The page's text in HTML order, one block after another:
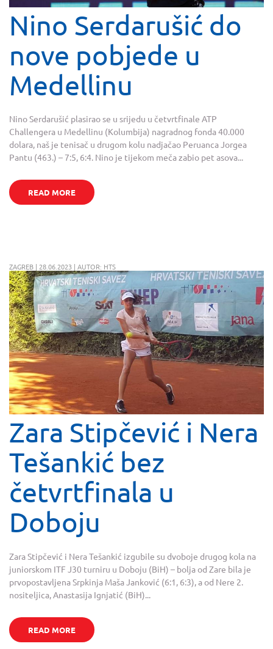
Nino Serdarušić do
nove pobjede u
Medellinu
Nino Serdarušić plasirao se u srijedu u četvrtfinale ATP
Challengera u Medellinu (Kolumbija) nagradnog fonda 40.000
dolara, naš je tenisač u drugom kolu nadjačao Peruanca Jorgea
Pantu (463.) – 7:5, 6:4. Nino je tijekom meča zabio pet asova...
READ MORE
ZAGREB | 28.06.2023 | AUTOR: HTS
Zara Stipčević i Nera
Tešankić bez
četvrtfinala u
Doboju
Zara Stipčević i Nera Tešankić izgubile su dvoboje drugog kola na
juniorskom ITF J30 turniru u Doboju (BiH) – bolja od Zare bila je
prvopostavljena Srpkinja Maša Janković (6:1, 6:3), a od Nere 2.
nositeljica, Anastasija Ignjatić (BiH)...
READ MORE